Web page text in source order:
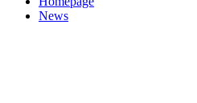
News